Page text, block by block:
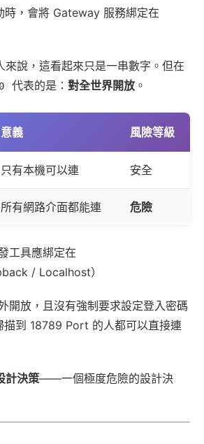
，會將 Gateway 服務綁定在
來說，這看起來只是一串數字。但在
代表的是： 對全世界開放 。
意義 風險等級
只有本機可以連 安全
所有網路介面都能連 危險
工具應綁定在
/ Localhost）
開放，且沒有強制要求設定登入密碼
描到 18789 Port 的人都可以直接連
計決策——一個極度危險的設計決